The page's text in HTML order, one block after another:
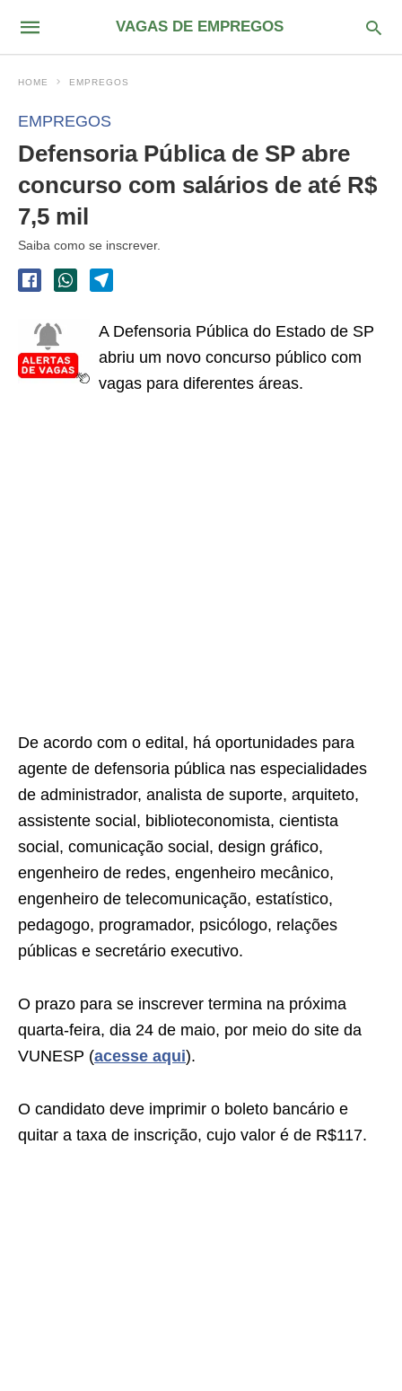
VAGAS DE EMPREGOS
HOME EMPREGOS
EMPREGOS
Defensoria Pública de SP abre
concurso com salários de até R$
7,5 mil
Saiba como se inscrever.
A Defensoria Pública do Estado de SP
abriu um novo concurso público com
vagas para diferentes áreas.
De acordo com o edital, há oportunidades para
agente de defensoria pública nas especialidades
de administrador, analista de suporte, arquiteto,
assistente social, biblioteconomista, cientista
social, comunicação social, design gráfico,
engenheiro de redes, engenheiro mecânico,
engenheiro de telecomunicação, estatístico,
pedagogo, programador, psicólogo, relações
públicas e secretário executivo.
O prazo para se inscrever termina na próxima
quarta-feira, dia 24 de maio, por meio do site da
VUNESP (acesse aqui).
O candidato deve imprimir o boleto bancário e
quitar a taxa de inscrição, cujo valor é de R$117.